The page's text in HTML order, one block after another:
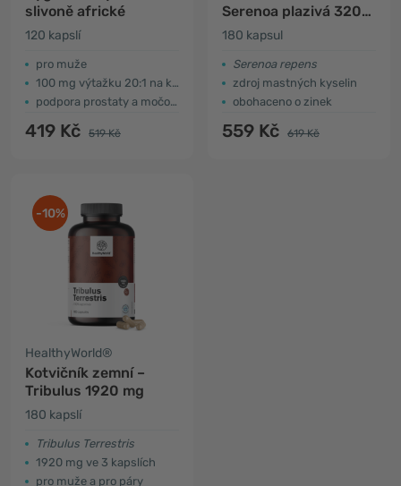
slivoně africké
120 kapslí
pro muže
100 mg výtažku 20:1 na kapsli
podpora prostaty a močových cest
419 Kč 519 Kč
Serenoa plazivá 320
mg
180 kapsul
Serenoa repens
zdroj mastných kyselin
obohaceno o zinek
559 Kč 619 Kč
-10%
HealthyWorld®
Kotvičník zemní –
Tribulus 1920 mg
180 kapslí
Tribulus Terrestris
1920 mg ve 3 kapslích
pro muže a pro páry